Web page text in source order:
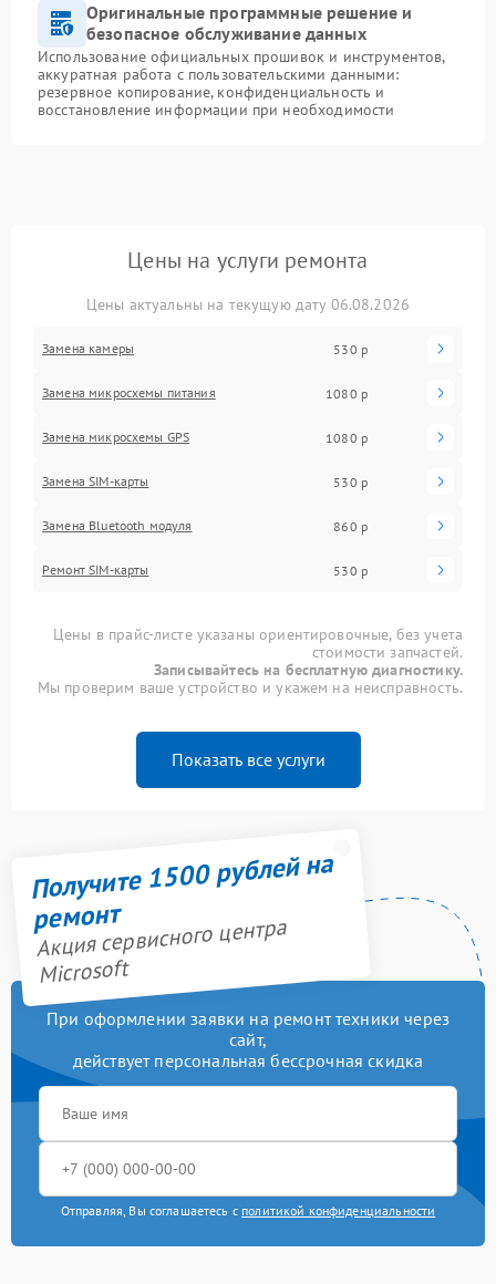
Оригинальные программные решение и
безопасное обслуживание данных
Использование официальных прошивок и инструментов,
аккуратная работа с пользовательскими данными:
резервное копирование, конфиденциальность и
восстановление информации при необходимости
Цены на услуги ремонта
Цены актуальны на текущую дату 06.08.2026
Замена камеры 530 р
Замена микросхемы питания 1080 р
Замена микросхемы GPS 1080 р
Замена SIM-карты 530 р
Замена Bluetooth модуля 860 р
Ремонт SIM-карты 530 р
Цены в прайс-листе указаны ориентировочные, без учета
стоимости запчастей.
Записывайтесь на бесплатную диагностику.
Мы проверим ваше устройство и укажем на неисправность.
Показать все услуги
Получите 1500 рублей на
ремонт
Акция сервисного центра
Microsoft
При оформлении заявки на ремонт техники через
сайт,
действует персональная бессрочная скидка
Отправляя, Вы соглашаетесь с политикой конфиденциальности